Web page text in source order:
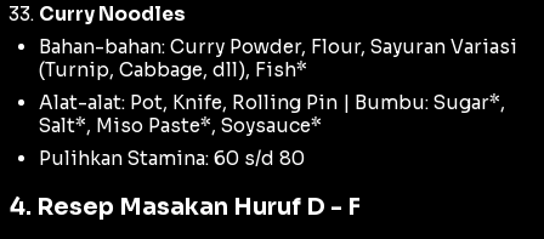
Curry Noodles
Bahan-bahan: Curry Powder, Flour, Sayuran Variasi
(Turnip, Cabbage, dll), Fish*
Alat-alat: Pot, Knife, Rolling Pin | Bumbu: Sugar*,
Salt*, Miso Paste*, Soysauce*
Pulihkan Stamina: 60 s/d 80
4. Resep Masakan Huruf D - F